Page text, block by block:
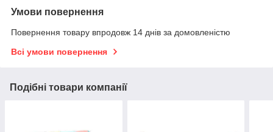
Умови повернення
Повернення товару впродовж 14 днів за домовленістю
Всі умови повернення
Подібні товари компанії